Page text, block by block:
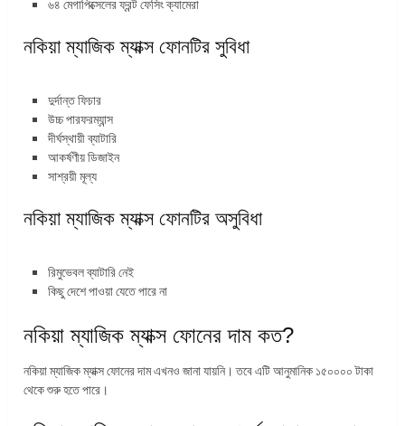
৬৪ মেগাপিক্সেলের ফ্রন্ট ফেসিং ক্যামেরা
নকিয়া ম্যাজিক ম্যাক্স ফোনটির সুবিধা
দুর্দান্ত ফিচার
উচ্চ পারফরম্যান্স
দীর্ঘস্থায়ী ব্যাটারি
আকর্ষণীয় ডিজাইন
সাশ্রয়ী মূল্য
নকিয়া ম্যাজিক ম্যাক্স ফোনটির অসুবিধা
রিমুভেবল ব্যাটারি নেই
কিছু দেশে পাওয়া যেতে পারে না
নকিয়া ম্যাজিক ম্যাক্স ফোনের দাম কত?
নকিয়া ম্যাজিক ম্যাক্স ফোনের দাম এখনও জানা যায়নি। তবে এটি আনুমানিক ১৫০০০০ টাকা
থেকে শুরু হতে পারে।